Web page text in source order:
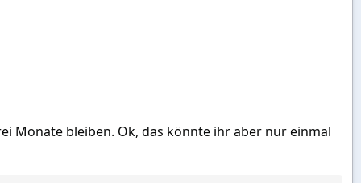
Monate bleiben. Ok, das könnte ihr aber nur einmal